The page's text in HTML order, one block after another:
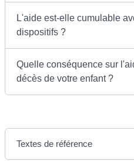
L'aide est-elle cumulable
dispositifs ?
Quelle conséquence sur
décès de votre enfant ?
Textes de référence